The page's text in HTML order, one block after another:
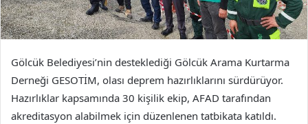
Gölcük Belediyesi’nin desteklediği Gölcük Arama Kurtarma
Derneği GESOTİM, olası deprem hazırlıklarını sürdürüyor.
Hazırlıklar kapsamında 30 kişilik ekip, AFAD tarafından
akreditasyon alabilmek için düzenlenen tatbikata katıldı.